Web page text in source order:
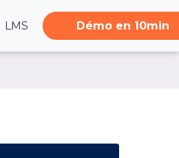
LMS Démo en 10min